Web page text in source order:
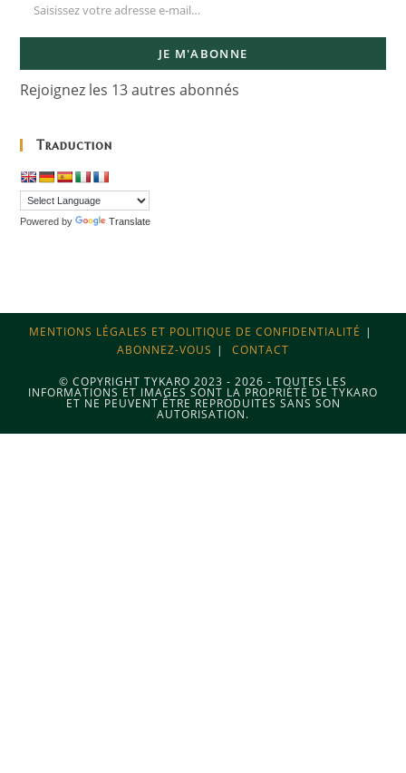
JE M'ABONNE
Rejoignez les 13 autres abonnés
Traduction
Powered by Translate
MENTIONS LÉGALES ET POLITIQUE DE CONFIDENTIALITÉ
ABONNEZ-VOUS
CONTACT
© COPYRIGHT TYKARO 2023 - 2026 - TOUTES LES
INFORMATIONS ET IMAGES SONT LA PROPRIÉTÉ DE TYKARO
ET NE PEUVENT ÊTRE REPRODUITES SANS SON
AUTORISATION.